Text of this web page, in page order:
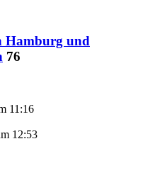
Hamburg und
76
11:16
12:53